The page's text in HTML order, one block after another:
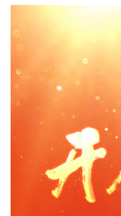
黑龙
深耕
四
绍兴
丝
融合
东营
黑龙